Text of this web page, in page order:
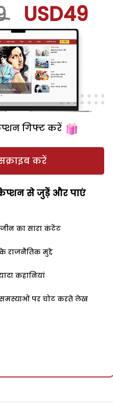
USD49
गिफ्ट करें
करें
से जुड़ेें और पाएं
का सारा कंटेंट
राजनैतिक मुद्दे
कहानियां
पर चोट करते लेख